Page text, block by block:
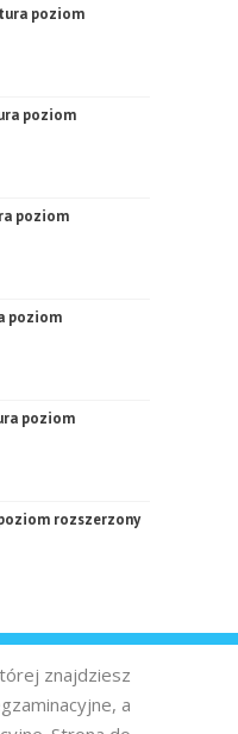
poziom
poziom
poziom
poziom
poziom
rozszerzony
znajdziesz
a